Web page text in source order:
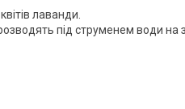
лаванди.
під струменем води на